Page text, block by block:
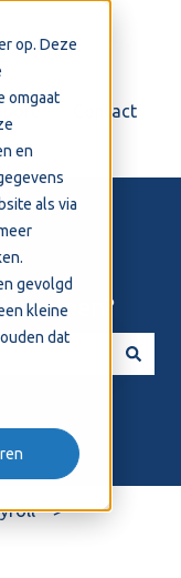
op. Deze
omgaat
en
als via
gevolgd
kleine
dat
Contact
helpen?